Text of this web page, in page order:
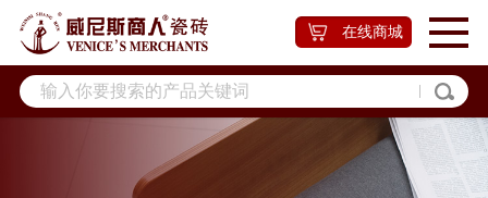
在线商城